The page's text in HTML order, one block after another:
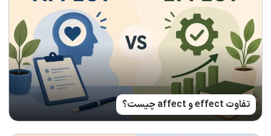
تفاوت effect و affect چیست؟